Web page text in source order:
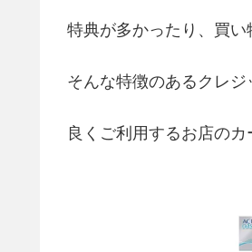
特典が多かったり、買い
そんな特徴のあるクレジ
良くご利用するお店の